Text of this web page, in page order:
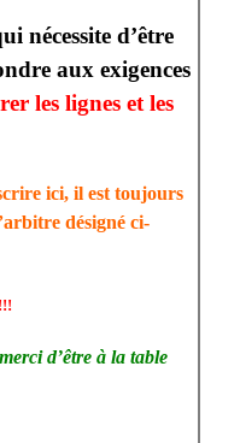
nécessite d’être
aux exigences
les lignes et les
ici, il est toujours
désigné ci-
d’être à la table